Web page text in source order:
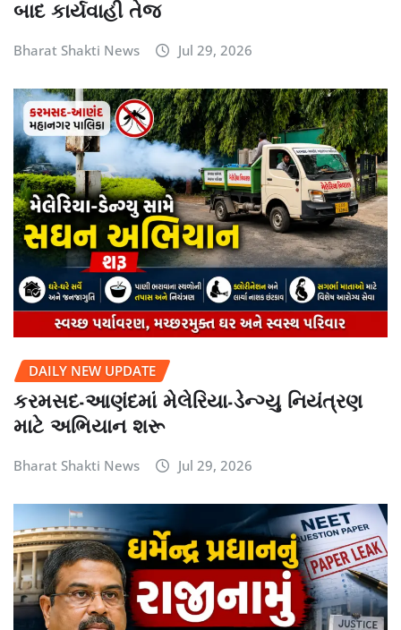
બાદ કાર્યવાહી તેજ
Bharat Shakti News Jul 29, 2026
DAILY NEW UPDATE
કરમસદ-આણંદમાં મેલેરિયા-ડેન્ગ્યુ નિયંત્રણ
માટે અભિયાન શરૂ
Bharat Shakti News Jul 29, 2026